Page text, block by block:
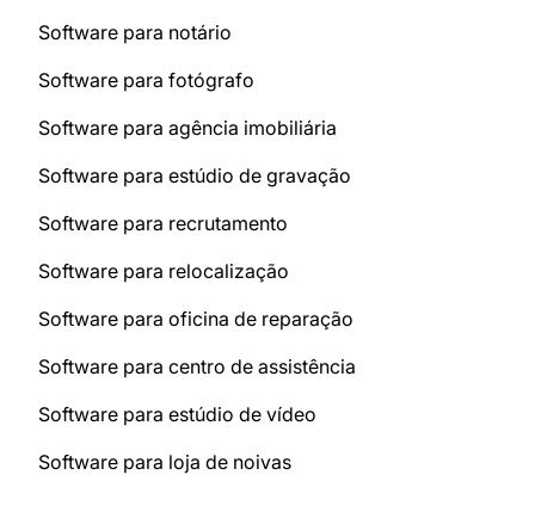
Software para notário
Software para fotógrafo
Software para agência imobiliária
Software para estúdio de gravação
Software para recrutamento
Software para relocalização
Software para oficina de reparação
Software para centro de assistência
Software para estúdio de vídeo
Software para loja de noivas